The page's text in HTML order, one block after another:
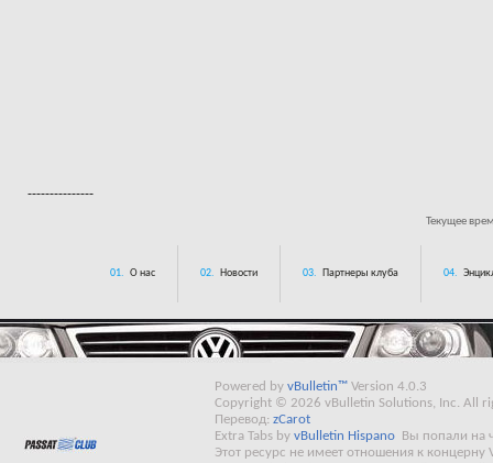
---------------
Текущее
01. О нас 02. Новости 03. Партнеры клуба 04.
Powered by vBulletin™ Version 4.0.3
Copyright © 2026 vBulletin Solutions, Inc. All
Перевод: zCarot
Extra Tabs by vBulletin Hispano
Вы попали на
Этот ресурс не имеет отношения к концерну